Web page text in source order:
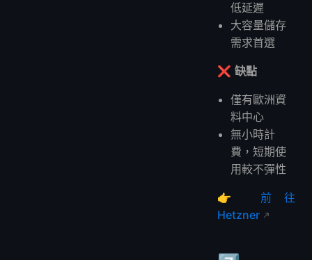
低延遲
大容量儲存
需求首選
❌ 缺點
僅有歐洲資
料中心
無小時計
費，短期使
用較不彈性
👉 前往
Hetzner